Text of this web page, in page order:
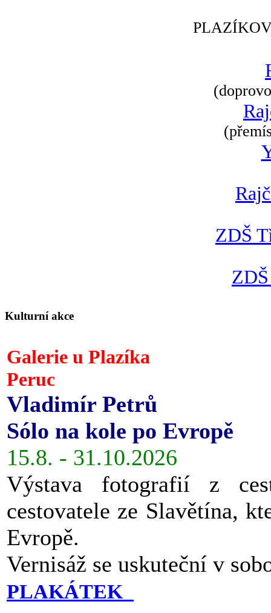
ZDŠ
Kulturní akce
Galerie u Plazíka
Peruc
Vladimír Petrů
Sólo na kole po Evropě
15.8. - 31.10.2026
Výstava fotografií z
cestovatele ze Slavětína,
Evropě.
Vernisáž se uskuteční v
PLAKÁTEK